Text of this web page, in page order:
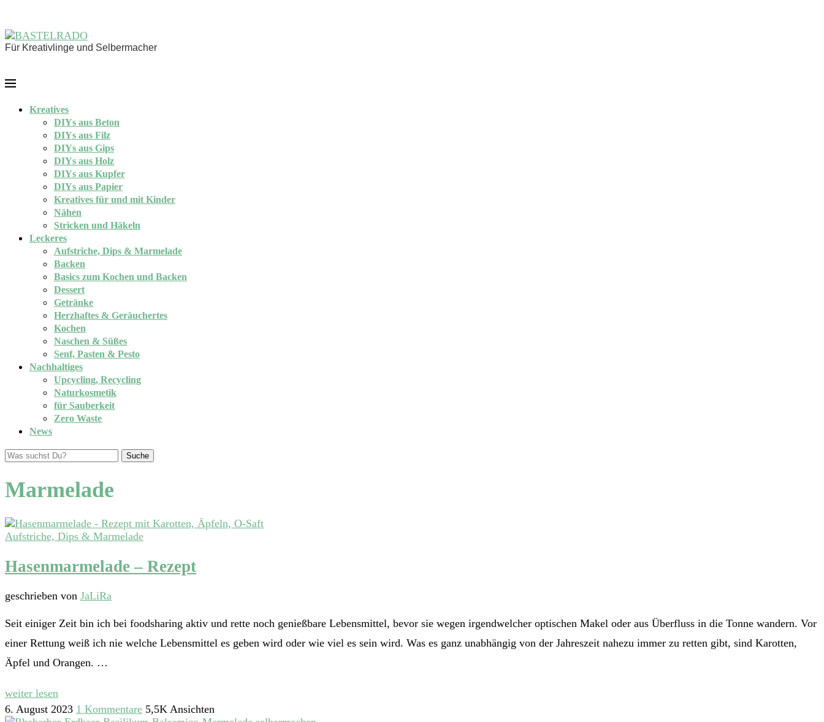
Für Kreativlinge und Selbermacher
Kreatives
DIYs aus Beton
DIYs aus Filz
DIYs aus Gips
DIYs aus Holz
DIYs aus Kupfer
DIYs aus Papier
Kreatives für und mit Kinder
Nähen
Stricken und Häkeln
Leckeres
Aufstriche, Dips & Marmelade
Backen
Basics zum Kochen und Backen
Dessert
Getränke
Herzhaftes & Geräuchertes
Kochen
Naschen & Süßes
Senf, Pasten & Pesto
Nachhaltiges
Upcycling, Recycling
Naturkosmetik
für Sauberkeit
Zero Waste
News
Suche
Marmelade
Aufstriche, Dips & Marmelade
Hasenmarmelade – Rezept
geschrieben von JaLiRa
Seit einiger Zeit bin ich bei foodsharing aktiv und rette noch genießbare Lebensmittel, bevor sie wegen irgendwelcher optischen Makel oder aus Überfluss in die Tonne wandern. Vor
einer Rettung weiß ich nie welche Lebensmittel es geben wird oder wie viel es sein wird. Was es ganz unabhängig von der Jahreszeit nahezu immer zu retten gibt, sind Karotten,
Äpfel und Orangen. …
weiter lesen
6. August 2023 1 Kommentare 5,5K Ansichten